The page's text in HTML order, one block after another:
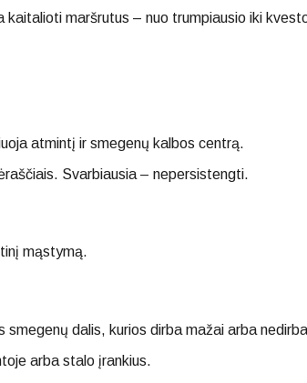
maršrutus – nuo trumpiausio iki
atmintį ir smegenų kalbos centrą.
Svarbiausia – nepersistengti.
mąstymą.
dalis, kurios dirba mažai arba
arba stalo įrankius.